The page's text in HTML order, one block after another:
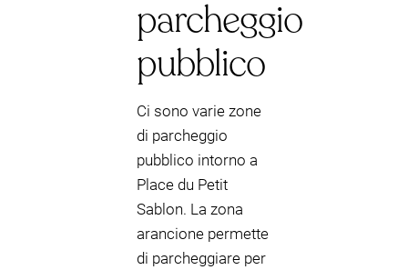
parcheggio
pubblico
Ci sono varie zone
di parcheggio
pubblico intorno a
Place du Petit
Sablon. La zona
arancione permette
di parcheggiare per